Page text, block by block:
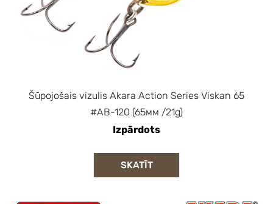
Šūpojošais vizulis Akara Action Series Viskan 65
#AB-120 (65мм /21g)
Izpārdots
SKATĪT